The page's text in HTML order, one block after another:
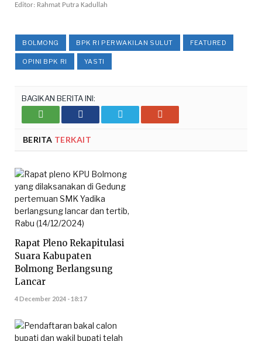
Editor: Rahmat Putra Kadullah
BOLMONG BPK RI PERWAKILAN SULUT FEATURED
OPINI BPK RI YASTI
BAGIKAN BERITA INI:
Whatsupp Facebook
BERITA TERKAIT
Rapat Pleno Rekapitulasi
Suara Kabupaten
Bolmong Berlangsung
Lancar
4 December 2024 - 18:17